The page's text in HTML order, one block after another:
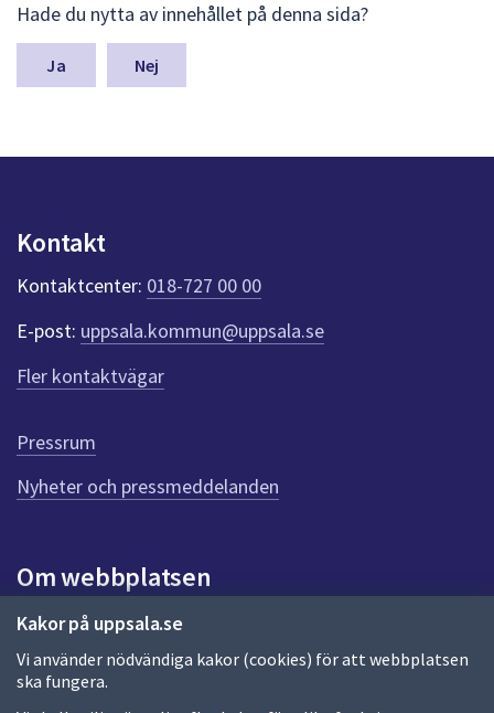
Kakor på uppsala.se
Vi använder nödvändiga kakor (cookies) för att webbplatsen
ska fungera.
ä
m
a
n
k
t
e
r
f
ö
r
e
n
n
a
d
a
Hade du nytta av innehållet på denna sida?
Nej
Kontakt
Kontaktcenter: 018-727 00 00
E-post: uppsala.kommun@uppsala.se
Fler kontaktvägar
Pressrum
Nyheter och pressmeddelanden
Om webbplatsen
Om webbplatsen
Allmänna handlingar och diarium
Behandling av personuppgifter